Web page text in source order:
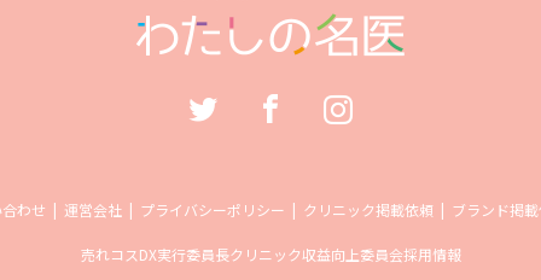
わせ 運営会社 プライバシーポリシー クリニック掲載依頼 ブランド掲
売れコスDX実行委員長クリニック収益向上委員会採用情報